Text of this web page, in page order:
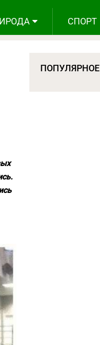
СПОРТ
ПОПУЛЯРНОЕ